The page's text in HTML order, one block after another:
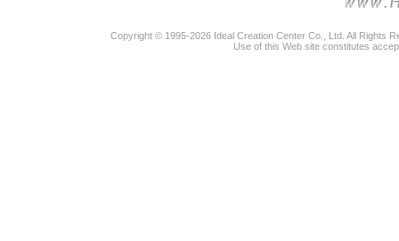
Copyright © 1995-2026 Ideal Creation Center Co., Ltd. All Rights
Use of this Web site constitutes